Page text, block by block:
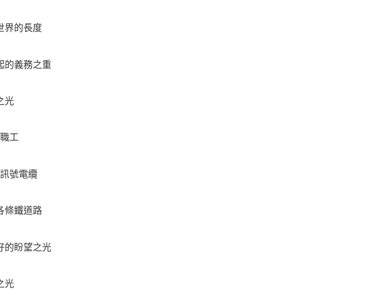
界的長度
的義務之重
光
工
號電纜
條鐵道路
的盼望之光
光